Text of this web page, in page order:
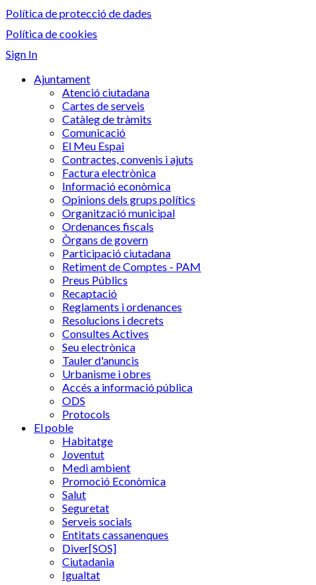
Política de protecció de dades
Política de cookies
Sign In
Ajuntament
Atenció ciutadana
Cartes de serveis
Catàleg de tràmits
Comunicació
El Meu Espai
Contractes, convenis i ajuts
Factura electrònica
Informació econòmica
Opinions dels grups polítics
Organització municipal
Ordenances fiscals
Òrgans de govern
Participació ciutadana
Retiment de Comptes - PAM
Preus Públics
Recaptació
Reglaments i ordenances
Resolucions i decrets
Consultes Actives
Seu electrònica
Tauler d'anuncis
Urbanisme i obres
Accés a informació pública
ODS
Protocols
El poble
Habitatge
Joventut
Medi ambient
Promoció Econòmica
Salut
Seguretat
Serveis socials
Entitats cassanenques
Diver[SOS]
Ciutadania
Igualtat